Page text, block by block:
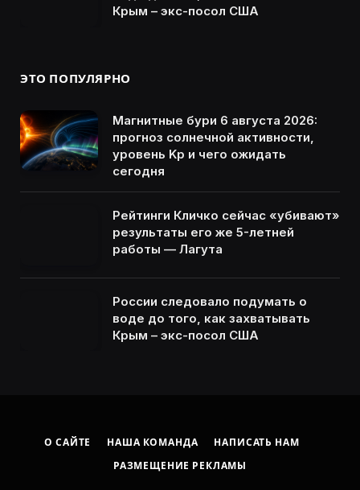
Крым – экс-посол США
ЭТО ПОПУЛЯРНО
Магнитные бури 6 августа 2026:
прогноз солнечной активности,
уровень Kp и чего ожидать
сегодня
Рейтинги Кличко сейчас «убивают»
результаты его же 5-летней
работы — Лагута
России следовало подумать о
воде до того, как захватывать
Крым – экс-посол США
О САЙТЕ НАША КОМАНДА
НАПИСАТЬ НАМ
РАЗМЕЩЕНИЕ РЕКЛАМЫ